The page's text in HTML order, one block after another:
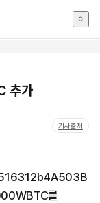
추가
기사출처
를